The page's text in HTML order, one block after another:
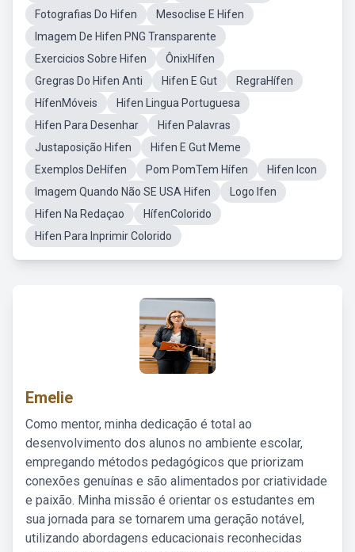
Fotografias Do Hifen
Mesoclise E Hifen
Imagem De Hifen PNG Transparente
Exercicios Sobre Hifen
ÔnixHífen
Gregras Do Hifen Anti
Hifen E Gut
RegraHífen
HífenMóveis
Hifen Lingua Portuguesa
Hifen Para Desenhar
Hifen Palavras
Justaposição Hifen
Hifen E Gut Meme
Exemplos DeHífen
Pom PomTem Hífen
Hifen Icon
Imagem Quando Não SE USA Hifen
Logo Ifen
Hifen Na Redaçao
HífenColorido
Hifen Para Inprimir Colorido
Emelie
Como mentor, minha dedicação é total ao
desenvolvimento dos alunos no ambiente escolar,
empregando métodos pedagógicos que priorizam
conexões genuínas e são alimentados por criatividade
e paixão. Minha missão é orientar os estudantes em
sua jornada para se tornarem uma geração notável,
utilizando abordagens educacionais reconhecidas